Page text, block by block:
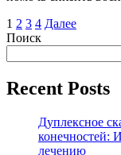
Навигация
по
1 2 3 4 Далее
Поиск
Recent Posts
Дуплексное
конечностей:
лечению